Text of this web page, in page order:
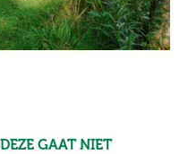
GAAT NIET